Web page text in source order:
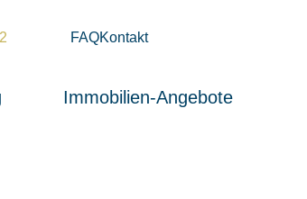
FAQKontakt
Immobilien-Angebote